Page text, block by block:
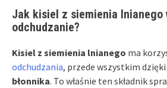
Jak kisiel z siemienia lnianego
odchudzanie?
Kisiel z siemienia lnianego ma
odchudzania, przede wszystkim
błonnika. To właśnie ten składnik